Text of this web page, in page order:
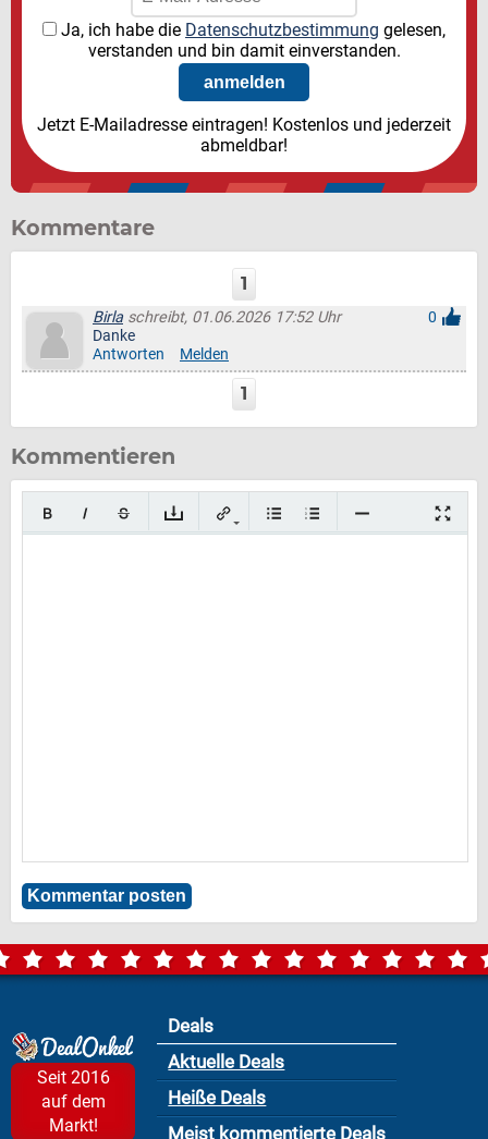
Ja, ich habe die Datenschutzbestimmung gelesen,
verstanden und bin damit einverstanden.
Jetzt E-Mailadresse eintragen! Kostenlos und jederzeit
abmeldbar!
Kommentare
1
Birla schreibt, 01.06.2026 17:52 Uhr
0
Danke
Antworten
Melden
1
Kommentieren
Seit 2016
auf dem
Markt!
Deals
Aktuelle Deals
Heiße Deals
Meist kommentierte Deals